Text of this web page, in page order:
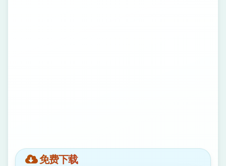
免费下载